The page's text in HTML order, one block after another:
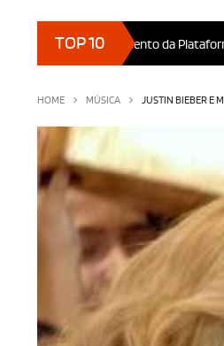
TOP 10
no Lançamento da Plataforma Versio!
HOME MÚSICA JUSTIN BIEBER E